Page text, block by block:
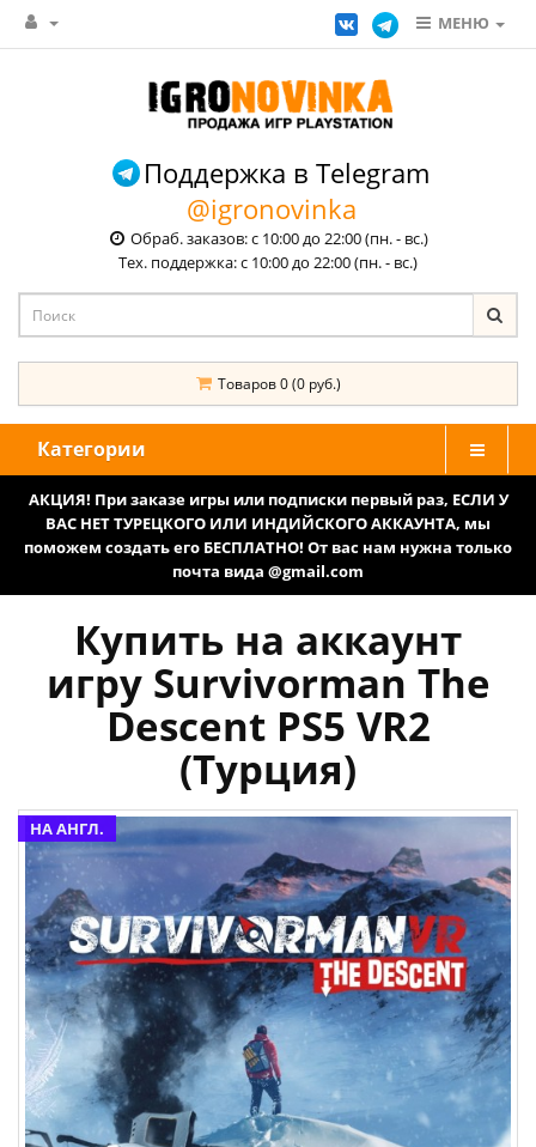
МЕНЮ
Поддержка в Telegram
@igronovinka
Обраб. заказов: с 10:00 до 22:00 (пн. - вс.)
Тех. поддержка: с 10:00 до 22:00 (пн. - вс.)
Товаров 0 (0 руб.)
Категории
АКЦИЯ! При заказе игры или подписки первый раз, ЕСЛИ У
ВАС НЕТ ТУРЕЦКОГО ИЛИ ИНДИЙСКОГО АККАУНТА, мы
поможем создать его БЕСПЛАТНО! От вас нам нужна только
почта вида @gmail.com
Купить на аккаунт
игру Survivorman The
Descent PS5 VR2
(Турция)
НА АНГЛ.